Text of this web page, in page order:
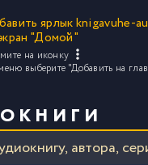
ярлык knigavuhe-
"Домой"
на иконку
выберите "Добавить на